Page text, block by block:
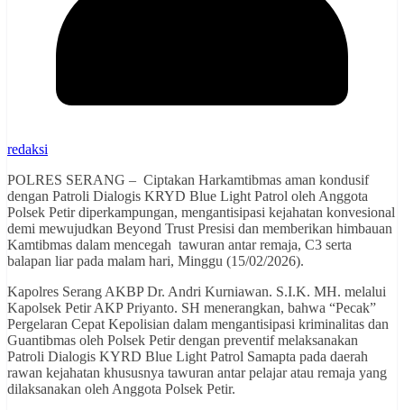
redaksi
POLRES SERANG – Ciptakan Harkamtibmas aman kondusif
dengan Patroli Dialogis KRYD Blue Light Patrol oleh Anggota
Polsek Petir diperkampungan, mengantisipasi kejahatan konvesional
demi mewujudkan Beyond Trust Presisi dan memberikan himbauan
Kamtibmas dalam mencegah tawuran antar remaja, C3 serta
balapan liar pada malam hari, Minggu (15/02/2026).
Kapolres Serang AKBP Dr. Andri Kurniawan. S.I.K. MH. melalui
Kapolsek Petir AKP Priyanto. SH menerangkan, bahwa “Pecak”
Pergelaran Cepat Kepolisian dalam mengantisipasi kriminalitas dan
Guantibmas oleh Polsek Petir dengan preventif melaksanakan
Patroli Dialogis KYRD Blue Light Patrol Samapta pada daerah
rawan kejahatan khususnya tawuran antar pelajar atau remaja yang
dilaksanakan oleh Anggota Polsek Petir.